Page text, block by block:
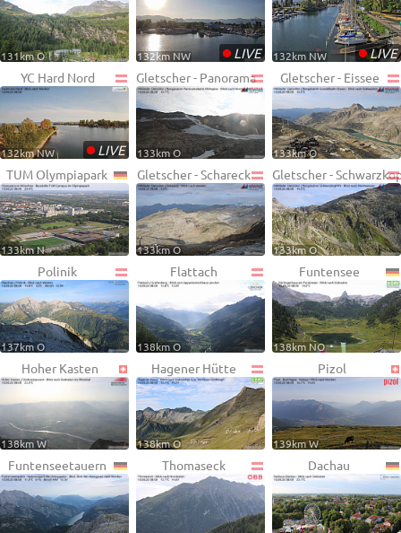
131km O •LIVE
132km NW •LIVE
132km NW
YC Hard Nord
•LIVE
132km NW
Gletscher - Panorama
133km O
Gletscher - Eissee
133km O
TUM Olympiapark
133km N
Gletscher - Schareck
133km O
Gletscher -
133km O
Polinik
137km O
Flattach
138km O
Funtensee
138km NO
Hoher Kasten
138km W
Hagener Hütte
138km O
Pizol
139km W
Funtenseetauern Thomaseck Dachau